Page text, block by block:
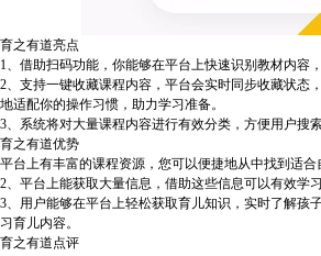
育之有道亮点
1、借助扫码功能，你能够在平台上快速识别教材内容
2、支持一键收藏课程内容，平台会实时同步收藏状态
地适配你的操作习惯，助力学习准备。
3、系统将对大量课程内容进行有效分类，方便用户搜
育之有道优势
平台上有丰富的课程资源，您可以便捷地从中找到适合
2、平台上能获取大量信息，借助这些信息可以有效学
3、用户能够在平台上轻松获取育儿知识，实时了解孩
习育儿内容。
育之有道点评